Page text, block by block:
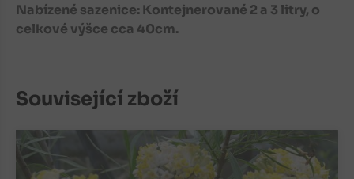
Nabízené sazenice: Kontejnerované 2 a 3 litry, o
celkové výšce cca 40cm.
Související zboží